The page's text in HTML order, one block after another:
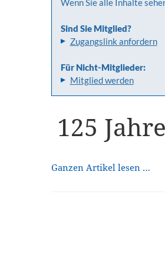
Wenn Sie alle Inhalte
Sind Sie Mitglied?
Zugangslink anfordern
Für Nicht-Mitglieder:
Mitglied werden
125
Ganzen Artikel lesen …